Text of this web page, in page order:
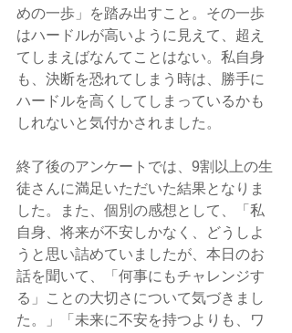
めの一歩」を踏み出すこと。その一歩
はハードルが高いように見えて、超え
てしまえばなんてことはない。私自身
も、決断を恐れてしまう時は、勝手に
ハードルを高くしてしまっているかも
しれないと気付かされました。
終了後のアンケートでは、9割以上の生
徒さんに満足いただいた結果となりま
した。また、個別の感想として、「私
自身、将来が不安しかなく、どうしよ
うと思い詰めていましたが、本日のお
話を聞いて、「何事にもチャレンジす
る」ことの大切さについて気づきまし
た。」「未来に不安を持つよりも、ワ